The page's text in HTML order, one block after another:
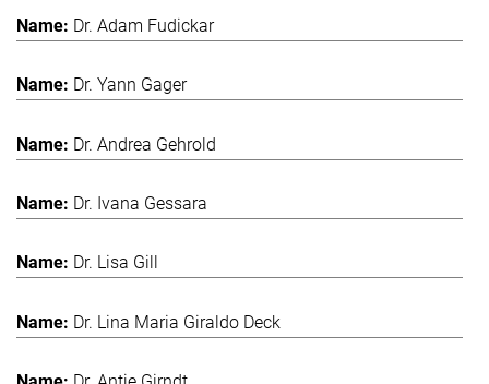
Dr. Adam Fudickar
Dr. Yann Gager
Dr. Andrea Gehrold
Dr. Ivana Gessara
Dr. Lisa Gill
Dr. Lina Maria Giraldo Deck